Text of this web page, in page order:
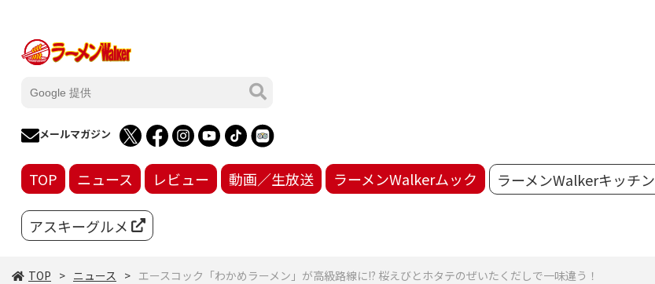
メールマガジン
TOP ニュース レビュー 動画／生放送 ラーメンWalkerムック ラーメンWalkerキッチン
アスキーグルメ
TOP ニュース エースコック「わかめラーメン」が高級路線に!? 桜えびとホタテのぜいたくだしで一味違う！